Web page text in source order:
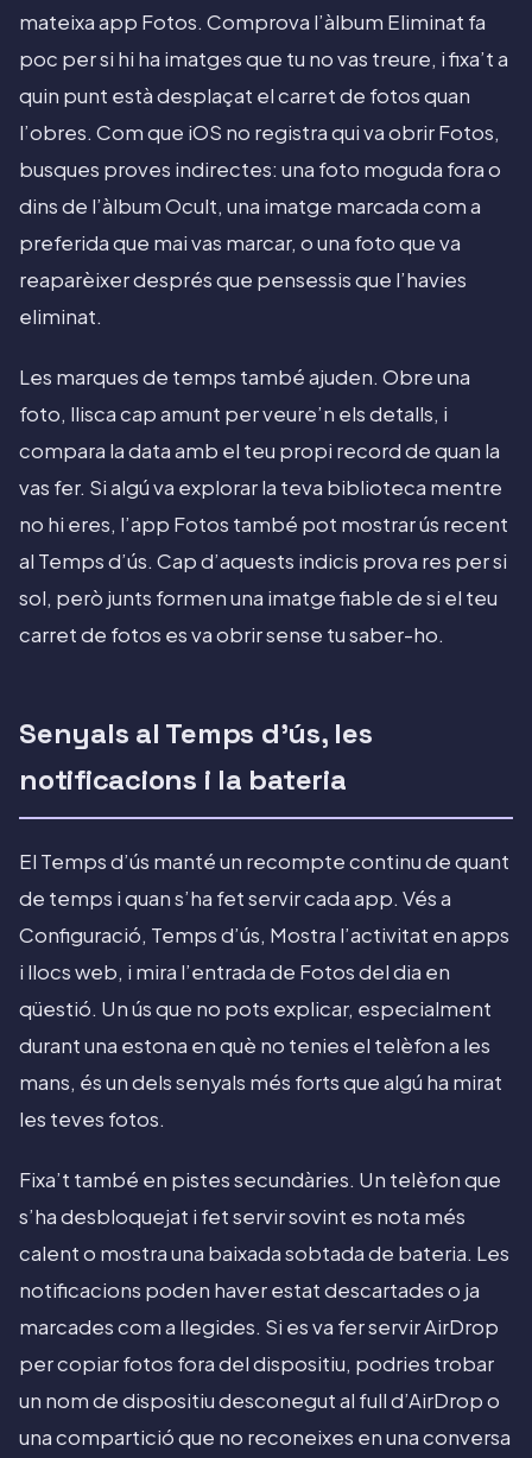
mateixa app Fotos. Comprova l’àlbum Eliminat fa
poc per si hi ha imatges que tu no vas treure, i fixa’t a
quin punt està desplaçat el carret de fotos quan
l’obres. Com que iOS no registra qui va obrir Fotos,
busques proves indirectes: una foto moguda fora o
dins de l’àlbum Ocult, una imatge marcada com a
preferida que mai vas marcar, o una foto que va
reaparèixer després que pensessis que l’havies
eliminat.
Les marques de temps també ajuden. Obre una
foto, llisca cap amunt per veure’n els detalls, i
compara la data amb el teu propi record de quan la
vas fer. Si algú va explorar la teva biblioteca mentre
no hi eres, l’app Fotos també pot mostrar ús recent
al Temps d’ús. Cap d’aquests indicis prova res per si
sol, però junts formen una imatge fiable de si el teu
carret de fotos es va obrir sense tu saber-ho.
Senyals al Temps d’ús, les
notificacions i la bateria
El Temps d’ús manté un recompte continu de quant
de temps i quan s’ha fet servir cada app. Vés a
Configuració, Temps d’ús, Mostra l’activitat en apps
i llocs web, i mira l’entrada de Fotos del dia en
qüestió. Un ús que no pots explicar, especialment
durant una estona en què no tenies el telèfon a les
mans, és un dels senyals més forts que algú ha mirat
les teves fotos.
Fixa’t també en pistes secundàries. Un telèfon que
s’ha desbloquejat i fet servir sovint es nota més
calent o mostra una baixada sobtada de bateria. Les
notificacions poden haver estat descartades o ja
marcades com a llegides. Si es va fer servir AirDrop
per copiar fotos fora del dispositiu, podries trobar
un nom de dispositiu desconegut al full d’AirDrop o
una compartició que no reconeixes en una conversa